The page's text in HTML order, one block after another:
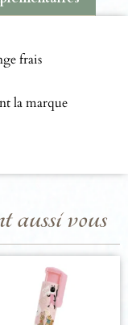
frais
la marque
vous